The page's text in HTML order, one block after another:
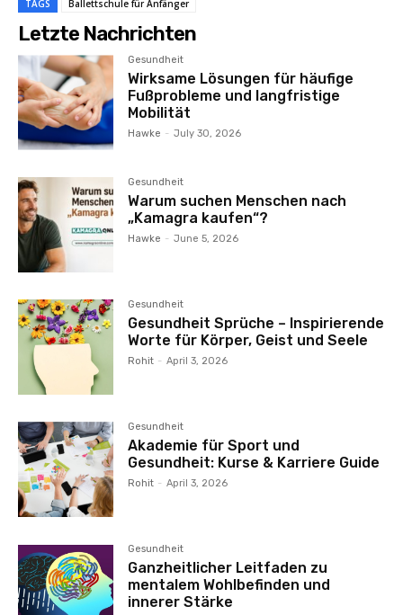
TAGS Ballettschule für Anfänger
Letzte Nachrichten
Gesundheit
Wirksame Lösungen für häufige
Fußprobleme und langfristige
Mobilität
Hawke - July 30, 2026
Gesundheit
Warum suchen Menschen nach
„Kamagra kaufen“?
Hawke - June 5, 2026
Gesundheit
Gesundheit Sprüche – Inspirierende
Worte für Körper, Geist und Seele
Rohit - April 3, 2026
Gesundheit
Akademie für Sport und
Gesundheit: Kurse & Karriere Guide
Rohit - April 3, 2026
Gesundheit
Ganzheitlicher Leitfaden zu
mentalem Wohlbefinden und
innerer Stärke